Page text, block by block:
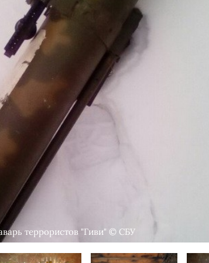
террористов "Гиви" © СБУ